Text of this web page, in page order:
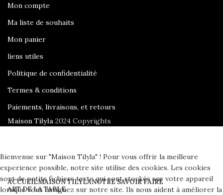
Mon compte
Ma liste de souhaits
Mon panier
liens utiles
Politique de confidentialité
Termes & conditions
Paiements, livraisons, et retours
Maison Tilyla 2024 Copyrights
ACCUEILMAISON TILYLANOTRE SAVOIR FAIRE
ART DE LA TABLE
Bienvenue sur "Maison Tilyla" ! Pour vous offrir la meilleure
expérience possible, notre site utilise des cookies. Les cookies
sont de petits fichiers texte qui sont stockés sur votre appareil
lorsque vous naviguez sur notre site. Ils nous aident à améliorer la